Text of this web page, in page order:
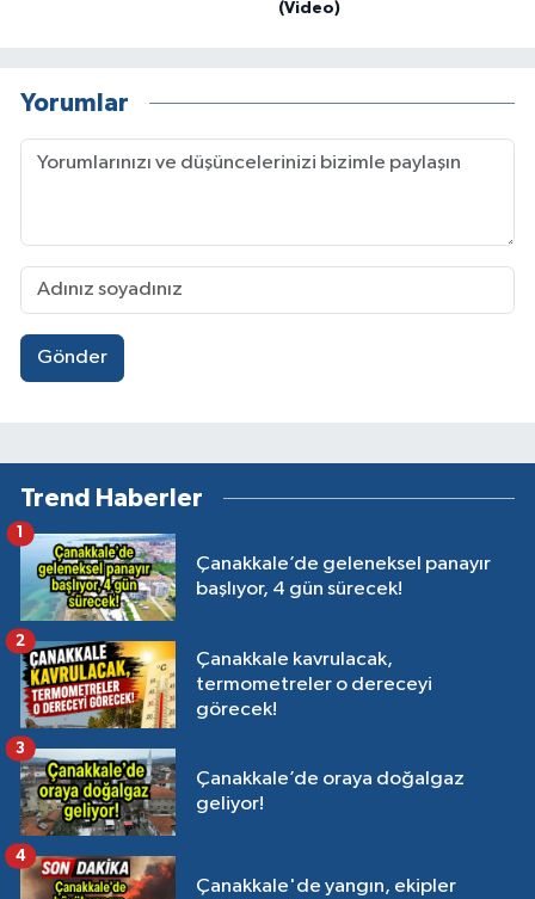
(Video)
Yorumlar
Gönder
Trend Haberler
Çanakkale’de geleneksel panayır
başlıyor, 4 gün sürecek!
1
Çanakkale kavrulacak,
termometreler o dereceyi
görecek!
2
Çanakkale’de oraya doğalgaz
geliyor!
3
Çanakkale'de yangın, ekipler
4